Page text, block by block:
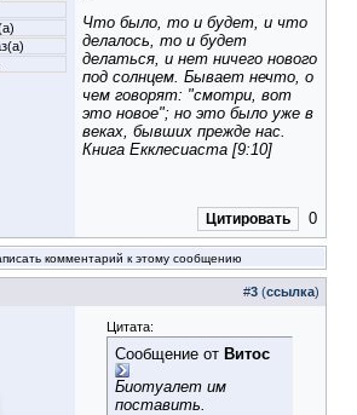
Что было, то и будет, и что
делалось, то и будет
делаться, и нет ничего нового
под солнцем. Бывает нечто, о
чем говорят: "смотри, вот
это новое"; но это было уже в
веках, бывших прежде нас.
Книга Екклесиаста [9:10]
Цитировать 0
комментарий к этому сообщению
#3 (ссылка)
Цитата:
Сообщение от Витос
Биотуалет им
поставить.